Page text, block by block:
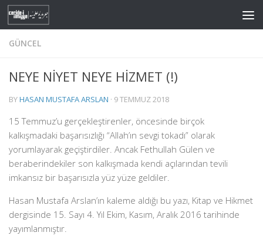
Skip to content
GÜNCEL
NEYE NİYET NEYE HİZMET (!)
BYHASAN MUSTAFA ARSLAN · 9 TEMMUZ 2018
15 Temmuz’u gerçekleştirenler, öncesinde birçok
kalkışmadaki başarısızlığı “Allah’ın sevgi tokadı” olarak
yorumlayarak geçiştirdiler. Ancak Fethullah Gülen ve
beraberindekiler son kalkışmada kendi açılarından tevili
imkansız bir başarısızla yüz yüze geldiler.
Hasan Mustafa Arslan’ın kaleme aldığı bu yazı, Kitap ve Hikmet
dergisinde 15. Sayı 4. Yıl Ekim, Kasım, Aralık 2016 tarihinde
yayımlanmıştır.